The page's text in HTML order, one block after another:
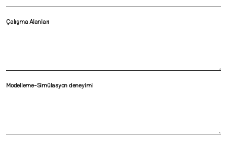
Çalışma Alanları
Modelleme-Simülasyon deneyimi